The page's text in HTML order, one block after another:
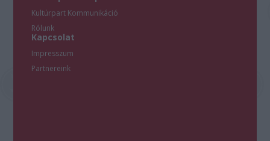
Kultúrpart Kommunikáció
Rólunk
Kapcsolat
Impresszum
Partnereink